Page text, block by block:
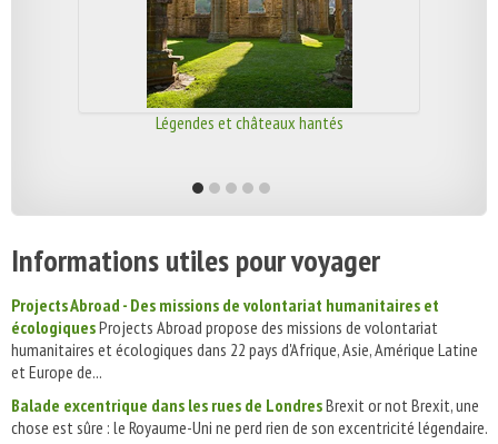
Légendes et châteaux hantés
Informations utiles pour voyager
Projects Abroad - Des missions de volontariat humanitaires et
écologiquesProjects Abroad propose des missions de volontariat
humanitaires et écologiques dans 22 pays d'Afrique, Asie, Amérique Latine
et Europe de...
Balade excentrique dans les rues de LondresBrexit or not Brexit, une
chose est sûre : le Royaume-Uni ne perd rien de son excentricité légendaire.